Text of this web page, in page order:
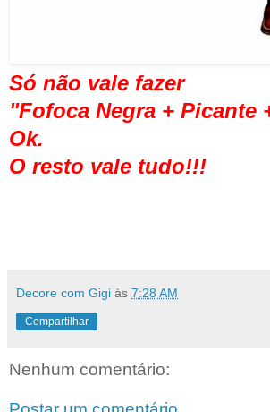
Só não vale fazer
"Fofoca Negra + Picante
Ok.
O resto vale tudo!!!
Decore com Gigi às 7:28 AM
Compartilhar
Nenhum comentário: